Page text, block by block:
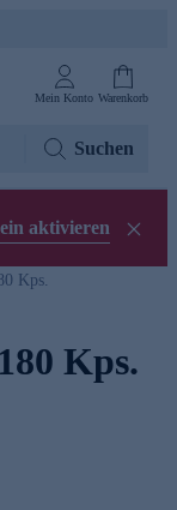
Mein Konto Warenkorb
Suchen
aktivieren
Kps.
Kps.